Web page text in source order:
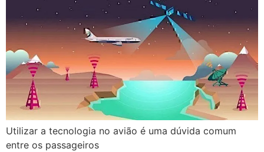
Utilizar a tecnologia no avião é uma dúvida comum
entre os passageiros